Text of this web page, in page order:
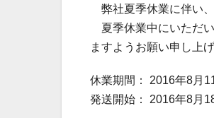
弊社夏季休業に伴い、
夏季休業中にいただ
ますようお願い申し上げ
休業期間： 2016年8月
発送開始： 2016年8月